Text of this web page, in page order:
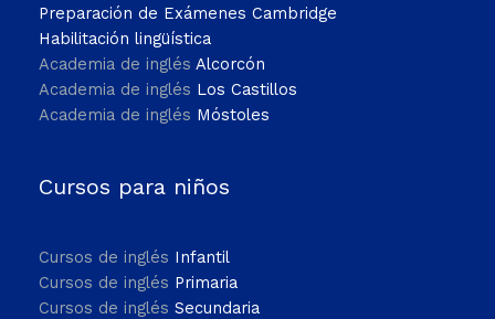
Preparación de Exámenes Cambridge
Habilitación lingüística
Academia de inglés Alcorcón
Academia de inglés Los Castillos
Academia de inglés Móstoles
Cursos para niños
Cursos de inglés Infantil
Cursos de inglés Primaria
Cursos de inglés Secundaria